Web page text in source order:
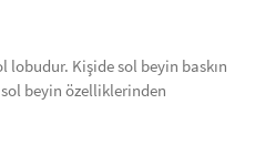
lobudur. Kişide sol beyin baskın
beyin özelliklerinden